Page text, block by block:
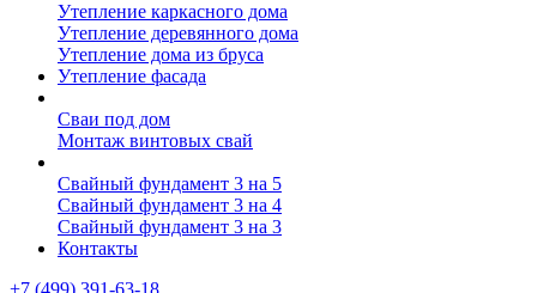
Утепление каркасного дома
Утепление деревянного дома
Утепление дома из бруса
Утепление фасада
Сваи под дом
Монтаж винтовых свай
Свайный фундамент 3 на 5
Свайный фундамент 3 на 4
Свайный фундамент 3 на 3
Контакты
+7 (499) 391-63-18